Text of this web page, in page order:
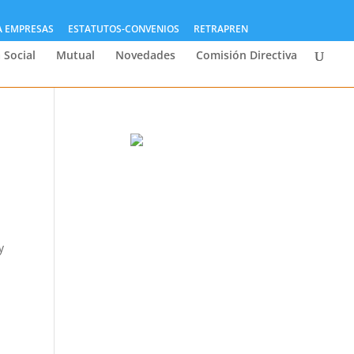
EMPRESAS ESTATUTOS-CONVENIOS RETRAPREN
Social Mutual Novedades Comisión Directiva